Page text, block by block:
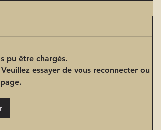
pu être chargés.
essayer de vous reconnecter ou